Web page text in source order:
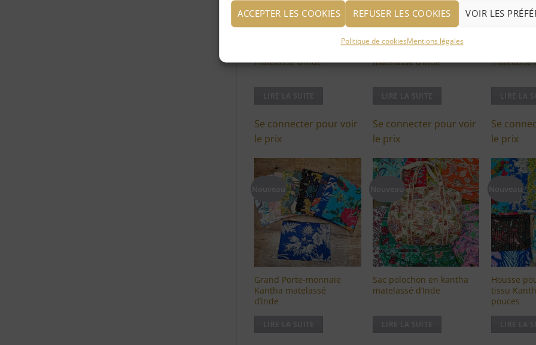
ACCEPTER LES COOKIES REFUSER LES COOKIES VOIR LES
Politique de cookiesMentions légales
matelassé d’inde
Se connecter pour voir
le prix
matelassé d’inde
Se connecter pour voir
le prix
matelassé
Se
le prix
Ajouter
à ma
liste
d'envies
Grand Porte-monnaie
Kantha matelassé
d’inde
Ajouter
à ma
liste
d'envies
Sac polochon en kantha
matelassé d’Inde
Housse
tissu
pouces